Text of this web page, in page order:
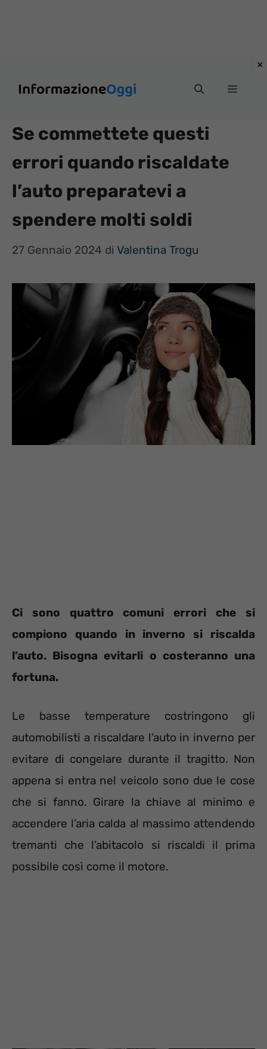
Menu
Se commettete questi
errori quando riscaldate
l’auto preparatevi a
spendere molti soldi
27 Gennaio 2024 di Valentina Trogu
Ci sono quattro comuni errori che si
compiono quando in inverno si riscalda
l’auto. Bisogna evitarli o costeranno una
fortuna.
Le basse temperature costringono gli
automobilisti a riscaldare l’auto in inverno per
evitare di congelare durante il tragitto. Non
appena si entra nel veicolo sono due le cose
che si fanno. Girare la chiave al minimo e
accendere l’aria calda al massimo attendendo
tremanti che l’abitacolo si riscaldi il prima
possibile così come il motore.